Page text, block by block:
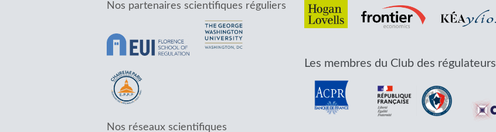
Nos partenaires scientifiques réguliers
Nos réseaux scientifiques
Les membres du Club des régulateurs